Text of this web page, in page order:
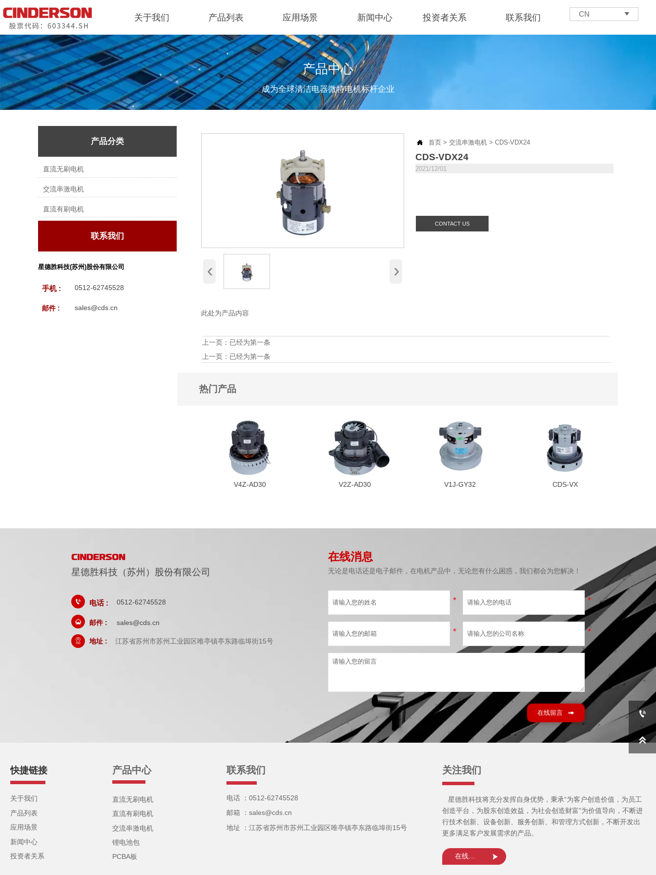
关于我们 产品列表 应用场景 新闻中心 投资者关系 联系我们 CN 
产品中心
成为全球清洁电器微特电机标杆企业
产品分类
直流无刷电机
交流串激电机
直流有刷电机
联系我们
星德胜科技(苏州)股份有限公司
手机 : 0512-62745528
邮件 : sales@cds.cn
‹ ›
 首页 >交流串激电机 >CDS-VDX24
CDS-VDX24
2021/12/01
CONTACT US
此处为产品内容
上一页：已经为第一条
上一页：已经为第一条
热门产品
V4Z-AD30 V2Z-AD30 V1J-GY32 CDS-VX
星德胜科技（苏州）股份有限公司
 电话 : 0512-62745528
 邮件 : sales@cds.cn
 地址 : 江苏省苏州市苏州工业园区唯亭镇亭东路临埠街15号
在线消息
无论是电话还是电子邮件，在电机产品中，无论您有什么困惑，我们都会为您解决！
在线留言 
快捷链接
关于我们
产品列表
应用场景
新闻中心
投资者关系
产品中心
直流无刷电机
直流有刷电机
交流串激电机
锂电池包
PCBA板
联系我们
电话 ：0512-62745528
邮箱 ：sales@cds.cn
地址 ：江苏省苏州市苏州工业园区唯亭镇亭东路临埠街15号
关注我们
星德胜科技将充分发挥自身优势，秉承“为客户创造价值，为员工
创造平台，为股东创造效益，为社会创造财富”为价值导向，不断进
行技术创新、设备创新、服务创新、和管理方式创新，不断开发出
更多满足客户发展需求的产品。
在线询盘 

